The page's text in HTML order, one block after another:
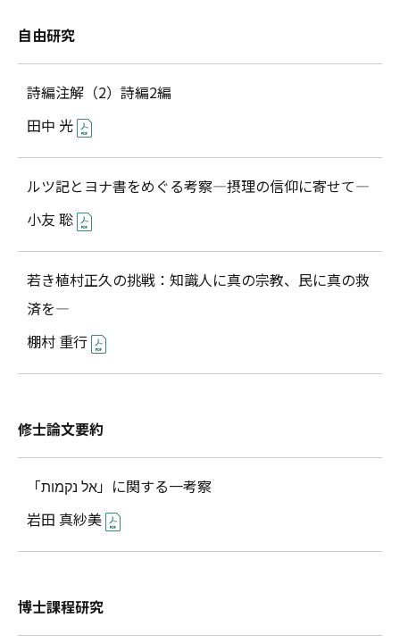
自由研究
詩編注解（2）詩編2編
田中 光
ルツ記とヨナ書をめぐる考察―摂理の信仰に寄せて―
小友 聡
若き植村正久の挑戦：知識人に真の宗教、民に真の救
済を―
棚村 重行
修士論文要約
「אל נקמות」に関する一考察
岩田 真紗美
博士課程研究